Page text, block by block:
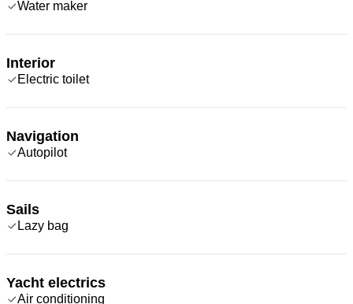
Water maker
Interior
Electric toilet
Navigation
Autopilot
Sails
Lazy bag
Yacht electrics
Air conditioning